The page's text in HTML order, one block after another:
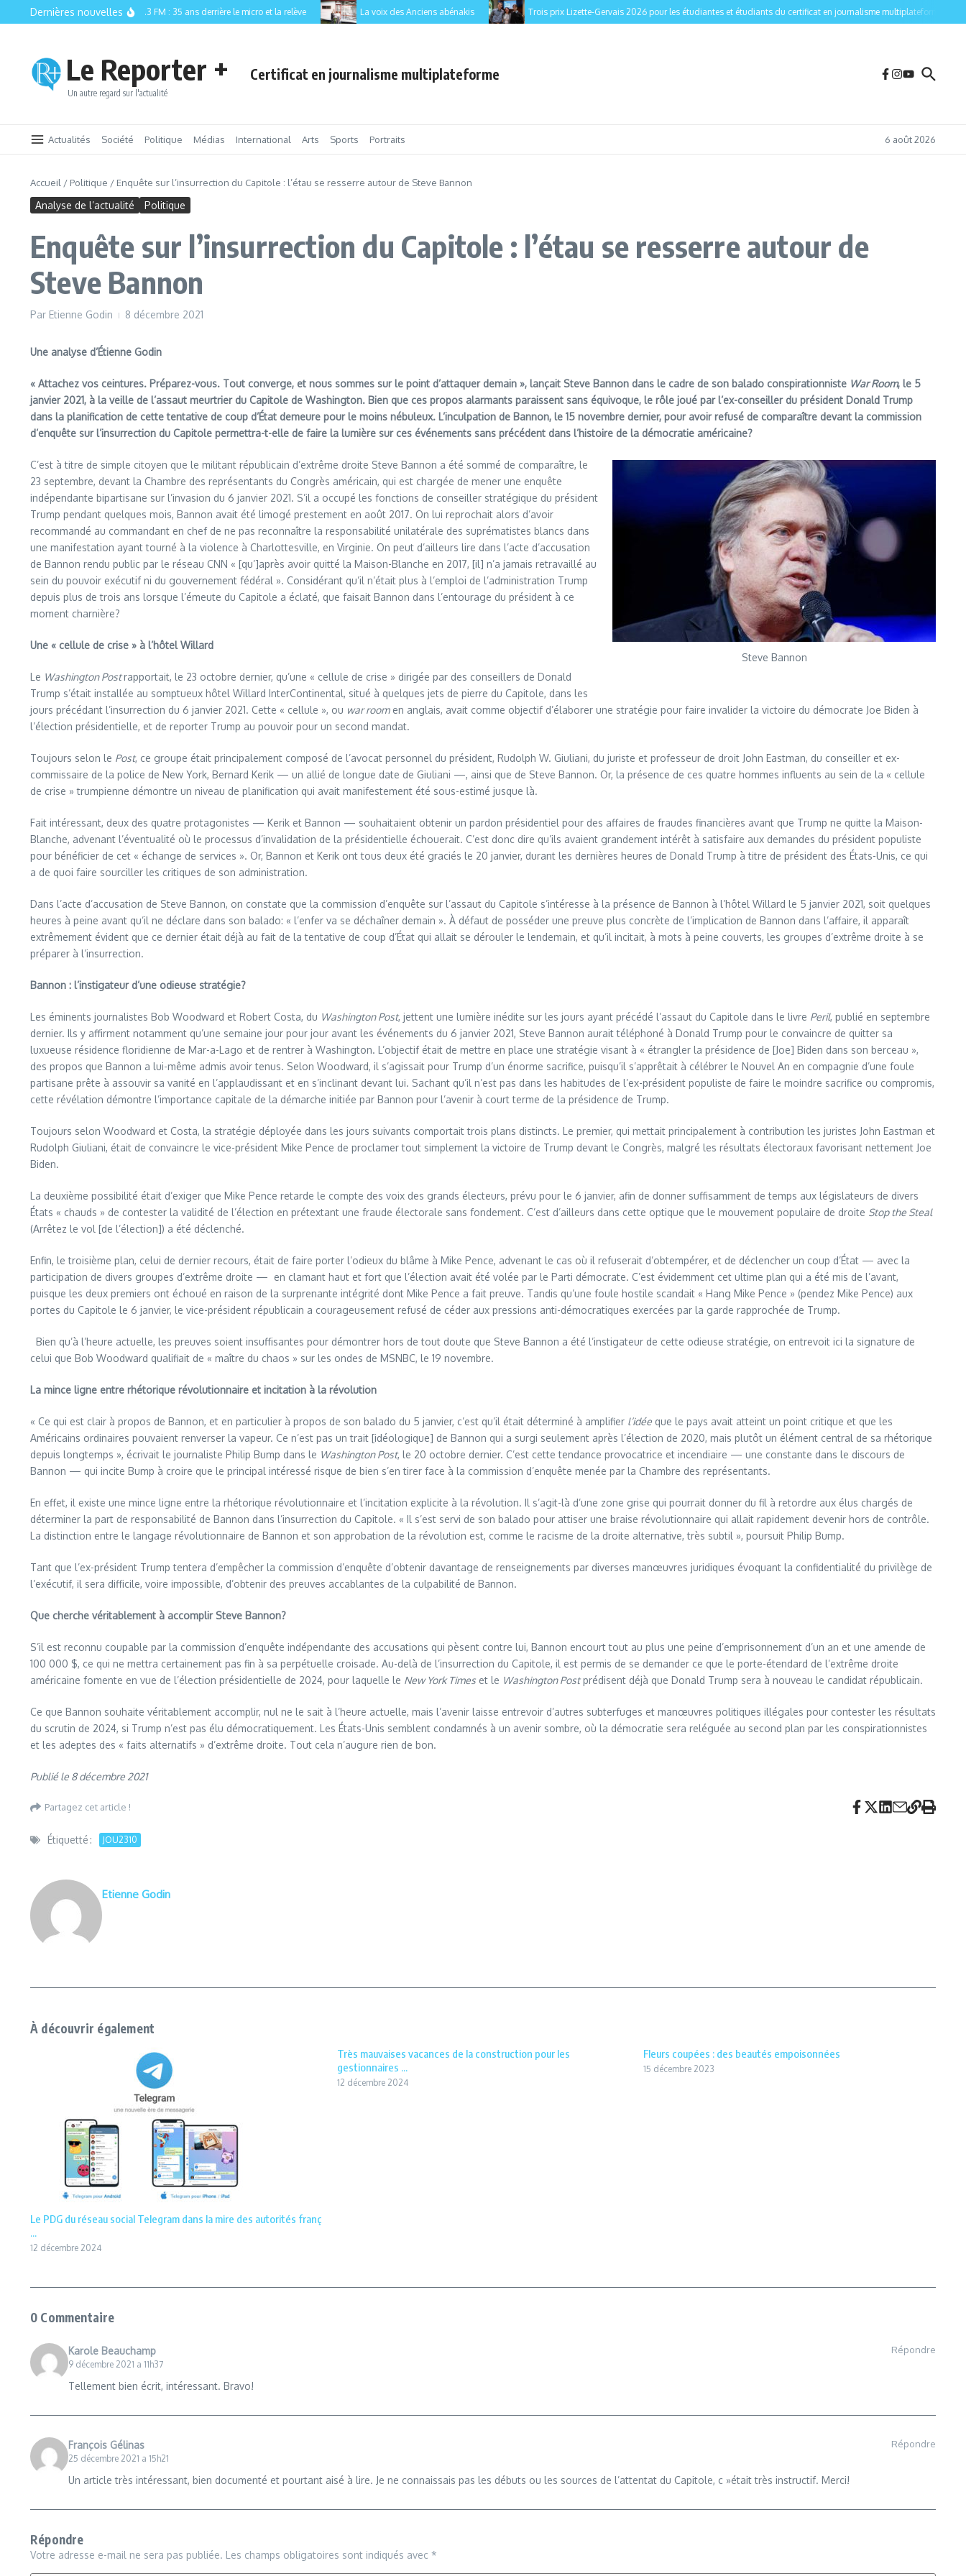
Aller au contenu
Dernières nouvellesCISM 89.3 FM : 35 ans derrière le micro et la relève La voix des Anciens abénakis Trois prix Lizette-Gervais 2026 pour les étudiantes et étudiants du certificat en journalisme multiplateforme de
Le Reporter +
Un autre regard sur l'actualité
Certificat en journalisme multiplateforme
Actualités Société Politique Médias International Arts Sports Portraits 6 août 2026
Accueil / Politique / Enquête sur l’insurrection du Capitole : l’étau se resserre autour de Steve Bannon
Analyse de l’actualité Politique
Enquête sur l’insurrection du Capitole : l’étau se resserre autour de
Steve Bannon
Par Etienne Godin 8 décembre 2021
Une analyse d’Étienne Godin
« Attachez vos ceintures. Préparez-vous. Tout converge, et nous sommes sur le point d’attaquer demain », lançait Steve Bannon dans le cadre de son balado conspirationniste War Room, le 5
janvier 2021, à la veille de l’assaut meurtrier du Capitole de Washington. Bien que ces propos alarmants paraissent sans équivoque, le rôle joué par l’ex-conseiller du président Donald Trump
dans la planification de cette tentative de coup d’État demeure pour le moins nébuleux. L’inculpation de Bannon, le 15 novembre dernier, pour avoir refusé de comparaître devant la commission
d’enquête sur l’insurrection du Capitole permettra-t-elle de faire la lumière sur ces événements sans précédent dans l’histoire de la démocratie américaine?
Steve Bannon
C’est à titre de simple citoyen que le militant républicain d’extrême droite Steve Bannon a été sommé de comparaître, le
23 septembre, devant la Chambre des représentants du Congrès américain, qui est chargée de mener une enquête
indépendante bipartisane sur l’invasion du 6 janvier 2021. S’il a occupé les fonctions de conseiller stratégique du président
Trump pendant quelques mois, Bannon avait été limogé prestement en août 2017. On lui reprochait alors d’avoir
recommandé au commandant en chef de ne pas reconnaître la responsabilité unilatérale des suprématistes blancs dans
une manifestation ayant tourné à la violence à Charlottesville, en Virginie. On peut d’ailleurs lire dans l’acte d’accusation
de Bannon rendu public par le réseau CNN « [qu’]après avoir quitté la Maison-Blanche en 2017, [il] n’a jamais retravaillé au
sein du pouvoir exécutif ni du gouvernement fédéral ». Considérant qu’il n’était plus à l’emploi de l’administration Trump
depuis plus de trois ans lorsque l’émeute du Capitole a éclaté, que faisait Bannon dans l’entourage du président à ce
moment charnière?
Une « cellule de crise » à l’hôtel Willard
Le Washington Postrapportait, le 23 octobre dernier, qu’une « cellule de crise » dirigée par des conseillers de Donald
Trump s’était installée au somptueux hôtel Willard InterContinental, situé à quelques jets de pierre du Capitole, dans les
jours précédant l’insurrection du 6 janvier 2021. Cette « cellule », ou war roomen anglais, avait comme objectif d’élaborer une stratégie pour faire invalider la victoire du démocrate Joe Biden à
l’élection présidentielle, et de reporter Trump au pouvoir pour un second mandat.
Toujours selon le Post, ce groupe était principalement composé de l’avocat personnel du président, Rudolph W. Giuliani, du juriste et professeur de droit John Eastman, du conseiller et ex-
commissaire de la police de New York, Bernard Kerik — un allié de longue date de Giuliani —, ainsi que de Steve Bannon. Or, la présence de ces quatre hommes influents au sein de la « cellule
de crise » trumpienne démontre un niveau de planification qui avait manifestement été sous-estimé jusque là.
Fait intéressant, deux des quatre protagonistes — Kerik et Bannon — souhaitaient obtenir un pardon présidentiel pour des affaires de fraudes financières avant que Trump ne quitte la Maison-
Blanche, advenant l’éventualité où le processus d’invalidation de la présidentielle échouerait. C’est donc dire qu’ils avaient grandement intérêt à satisfaire aux demandes du président populiste
pour bénéficier de cet « échange de services ». Or, Bannon et Kerik ont tous deux été graciés le 20 janvier, durant les dernières heures de Donald Trump à titre de président des États-Unis, ce qui
a de quoi faire sourciller les critiques de son administration.
Dans l’acte d’accusation de Steve Bannon, on constate que la commission d’enquête sur l’assaut du Capitole s’intéresse à la présence de Bannon à l’hôtel Willard le 5 janvier 2021, soit quelques
heures à peine avant qu’il ne déclare dans son balado: « l’enfer va se déchaîner demain ». À défaut de posséder une preuve plus concrète de l’implication de Bannon dans l’affaire, il apparaît
extrêmement évident que ce dernier était déjà au fait de la tentative de coup d’État qui allait se dérouler le lendemain, et qu’il incitait, à mots à peine couverts, les groupes d’extrême droite à se
préparer à l’insurrection.
Bannon : l’instigateur d’une odieuse stratégie?
Les éminents journalistes Bob Woodward et Robert Costa, du Washington Post, jettent une lumière inédite sur les jours ayant précédé l’assaut du Capitole dans le livre Peril, publié en septembre
dernier. Ils y affirment notamment qu’une semaine jour pour jour avant les événements du 6 janvier 2021, Steve Bannon aurait téléphoné à Donald Trump pour le convaincre de quitter sa
luxueuse résidence floridienne de Mar-a-Lago et de rentrer à Washington. L’objectif était de mettre en place une stratégie visant à « étrangler la présidence de [Joe] Biden dans son berceau »,
des propos que Bannon a lui-même admis avoir tenus. Selon Woodward, il s’agissait pour Trump d’un énorme sacrifice, puisqu’il s’apprêtait à célébrer le Nouvel An en compagnie d’une foule
partisane prête à assouvir sa vanité en l’applaudissant et en s’inclinant devant lui. Sachant qu’il n’est pas dans les habitudes de l’ex-président populiste de faire le moindre sacrifice ou compromis,
cette révélation démontre l’importance capitale de la démarche initiée par Bannon pour l’avenir à court terme de la présidence de Trump.
Toujours selon Woodward et Costa, la stratégie déployée dans les jours suivants comportait trois plans distincts. Le premier, qui mettait principalement à contribution les juristes John Eastman et
Rudolph Giuliani, était de convaincre le vice-président Mike Pence de proclamer tout simplement la victoire de Trump devant le Congrès, malgré les résultats électoraux favorisant nettement Joe
Biden.
La deuxième possibilité était d’exiger que Mike Pence retarde le compte des voix des grands électeurs, prévu pour le 6 janvier, afin de donner suffisamment de temps aux législateurs de divers
États « chauds » de contester la validité de l’élection en prétextant une fraude électorale sans fondement. C’est d’ailleurs dans cette optique que le mouvement populaire de droite Stop the Steal
(Arrêtez le vol [de l’élection]) a été déclenché.
Enfin, le troisième plan, celui de dernier recours, était de faire porter l’odieux du blâme à Mike Pence, advenant le cas où il refuserait d’obtempérer, et de déclencher un coup d’État — avec la
participation de divers groupes d’extrême droite — en clamant haut et fort que l’élection avait été volée par le Parti démocrate. C’est évidemment cet ultime plan qui a été mis de l’avant,
puisque les deux premiers ont échoué en raison de la surprenante intégrité dont Mike Pence a fait preuve. Tandis qu’une foule hostile scandait « Hang Mike Pence » (pendez Mike Pence) aux
portes du Capitole le 6 janvier, le vice-président républicain a courageusement refusé de céder aux pressions anti-démocratiques exercées par la garde rapprochée de Trump.
Bien qu’à l’heure actuelle, les preuves soient insuffisantes pour démontrer hors de tout doute que Steve Bannon a été l’instigateur de cette odieuse stratégie, on entrevoit ici la signature de
celui que Bob Woodward qualifiait de « maître du chaos » sur les ondes de MSNBC, le 19 novembre.
La mince ligne entre rhétorique révolutionnaire et incitation à la révolution
« Ce qui est clair à propos de Bannon, et en particulier à propos de son balado du 5 janvier, c’est qu’il était déterminé à amplifier l’idée que le pays avait atteint un point critique et que les
Américains ordinaires pouvaient renverser la vapeur. Ce n’est pas un trait [idéologique] de Bannon qui a surgi seulement après l’élection de 2020, mais plutôt un élément central de sa rhétorique
depuis longtemps », écrivait le journaliste Philip Bump dans le Washington Post, le 20 octobre dernier. C’est cette tendance provocatrice et incendiaire — une constante dans le discours de
Bannon — qui incite Bump à croire que le principal intéressé risque de bien s’en tirer face à la commission d’enquête menée par la Chambre des représentants.
En effet, il existe une mince ligne entre la rhétorique révolutionnaire et l’incitation explicite à la révolution. Il s’agit-là d’une zone grise qui pourrait donner du fil à retordre aux élus chargés de
déterminer la part de responsabilité de Bannon dans l’insurrection du Capitole. « Il s’est servi de son balado pour attiser une braise révolutionnaire qui allait rapidement devenir hors de contrôle.
La distinction entre le langage révolutionnaire de Bannon et son approbation de la révolution est, comme le racisme de la droite alternative, très subtil », poursuit Philip Bump.
Tant que l’ex-président Trump tentera d’empêcher la commission d’enquête d’obtenir davantage de renseignements par diverses manœuvres juridiques évoquant la confidentialité du privilège de
l’exécutif, il sera difficile, voire impossible, d’obtenir des preuves accablantes de la culpabilité de Bannon.
Que cherche véritablement à accomplir Steve Bannon?
S’il est reconnu coupable par la commission d’enquête indépendante des accusations qui pèsent contre lui, Bannon encourt tout au plus une peine d’emprisonnement d’un an et une amende de
100 000 $, ce qui ne mettra certainement pas fin à sa perpétuelle croisade. Au-delà de l’insurrection du Capitole, il est permis de se demander ce que le porte-étendard de l’extrême droite
américaine fomente en vue de l’élection présidentielle de 2024, pour laquelle le New York Times et le Washington Postprédisent déjà que Donald Trump sera à nouveau le candidat républicain.
Ce que Bannon souhaite véritablement accomplir, nul ne le sait à l’heure actuelle, mais l’avenir laisse entrevoir d’autres subterfuges et manœuvres politiques illégales pour contester les résultats
du scrutin de 2024, si Trump n’est pas élu démocratiquement. Les États-Unis semblent condamnés à un avenir sombre, où la démocratie sera reléguée au second plan par les conspirationnistes
et les adeptes des « faits alternatifs » d’extrême droite. Tout cela n’augure rien de bon.
Publié le 8 décembre 2021
Partagez cet article !
Étiquetté : JOU2310
Etienne Godin
À découvrir également
Le PDG du réseau social Telegram dans la mire des autorités franç
...
12 décembre 2024
Très mauvaises vacances de la construction pour les
gestionnaires ...
12 décembre 2024
Fleurs coupées : des beautés empoisonnées
15 décembre 2023
0 Commentaire
Karole Beauchamp
9 décembre 2021 a 11h37
Répondre
Tellement bien écrit, intéressant. Bravo!
François Gélinas
25 décembre 2021 a 15h21
Répondre
Un article très intéressant, bien documenté et pourtant aisé à lire. Je ne connaissais pas les débuts ou les sources de l’attentat du Capitole, c »était très instructif. Merci!
Répondre
Votre adresse e-mail ne sera pas publiée. Les champs obligatoires sont indiqués avec *